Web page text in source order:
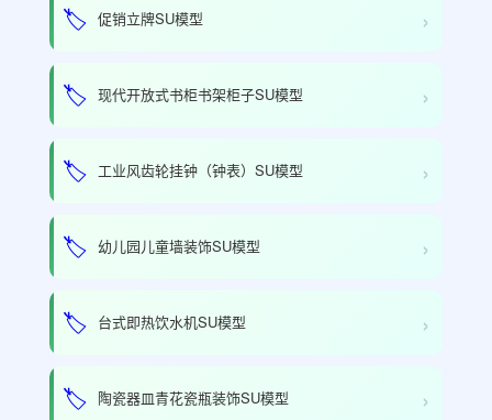
🏷️ 促销立牌SU模型 ›
🏷️ 现代开放式书柜书架柜子SU模型 ›
🏷️ 工业风齿轮挂钟（钟表）SU模型 ›
🏷️ 幼儿园儿童墙装饰SU模型 ›
🏷️ 台式即热饮水机SU模型 ›
🏷️ 陶瓷器皿青花瓷瓶装饰SU模型 ›